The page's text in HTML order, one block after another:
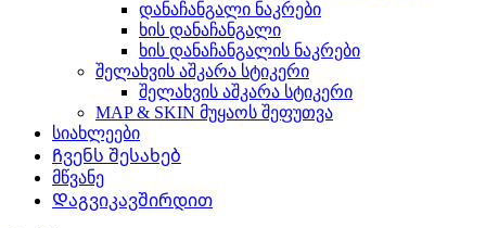
დანაჩანგალი ნაკრები
ხის დანაჩანგალი
ხის დანაჩანგალის ნაკრები
შელახვის აშკარა სტიკერი
შელახვის აშკარა სტიკერი
MAP & SKIN მუყაოს შეფუთვა
სიახლეები
Ჩვენს შესახებ
მწვანე
Დაგვიკავშირდით